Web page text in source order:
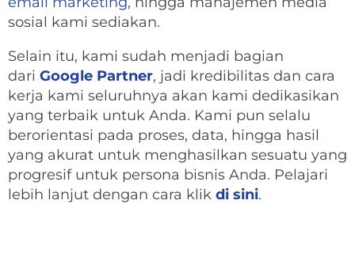
sosial kami sediakan.
Selain itu, kami sudah menjadi bagian
dari Google Partner, jadi kredibilitas dan cara
kerja kami seluruhnya akan kami dedikasikan
yang terbaik untuk Anda. Kami pun selalu
berorientasi pada proses, data, hingga hasil
yang akurat untuk menghasilkan sesuatu yang
progresif untuk persona bisnis Anda. Pelajari
lebih lanjut dengan cara klik di sini.